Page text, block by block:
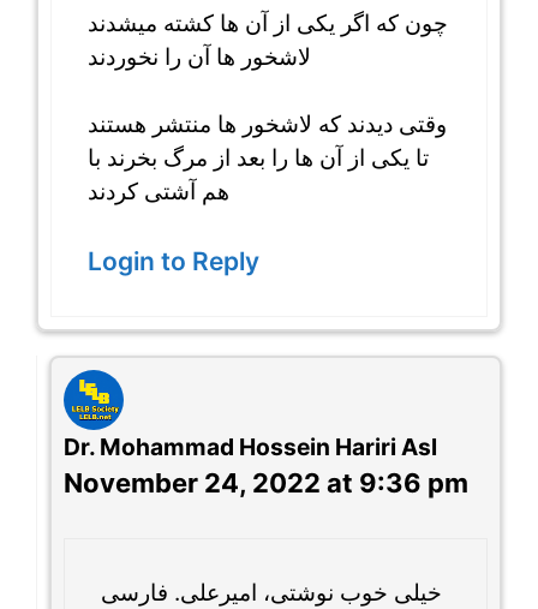
چون که اگر یکی از آن ها کشته میشدند
لاشخور ها آن را نخوردند
وقتی دیدند که لاشخور ها منتشر هستند
تا یکی از آن ها را بعد از مرگ بخرند با
هم آشتی کردند
Login to Reply
Dr. Mohammad Hossein Hariri Asl
November 24, 2022 at 9:36 pm
خیلی خوب نوشتی، امیرعلی. فارسی